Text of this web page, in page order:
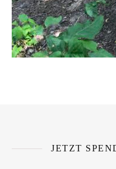
JETZT